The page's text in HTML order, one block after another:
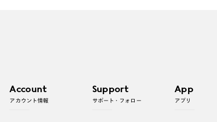
Account
アカウント情報
Support
サポート・フォロー
App
アプリ